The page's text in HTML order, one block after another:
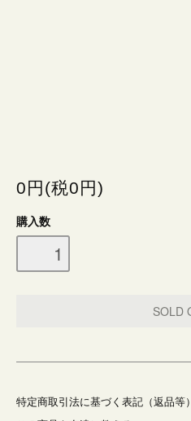
0円(税0円)
購入数
特定商取引法に基づく表記（返品等）